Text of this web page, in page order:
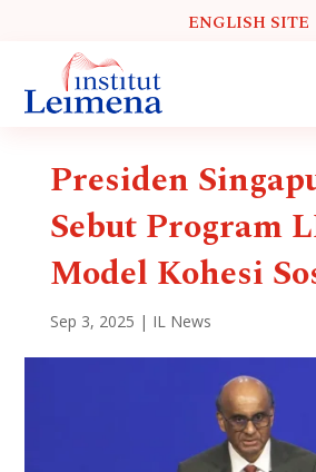
ENGLISH SITE
Presiden
Sebut Program
Model Kohesi
Sep 3, 2025 | IL News